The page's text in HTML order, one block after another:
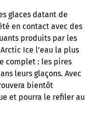
glaces datant de
en contact avec des
produits par les
Ice l’eau la plus
complet : les pires
leurs glaçons. Avec
bientôt
et pourra le refiler au